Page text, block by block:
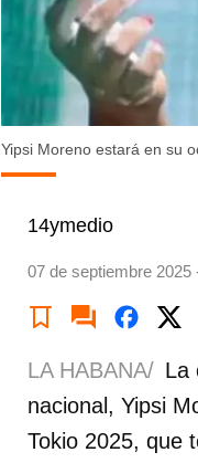
Yipsi Moreno estará en su
14ymedio
07 de septiembre 2025
LA HABANA/ La
nacional, Yipsi
Tokio 2025, que